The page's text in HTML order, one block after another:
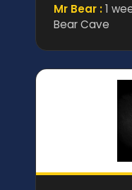
Mr Bear :1
Bear Cave